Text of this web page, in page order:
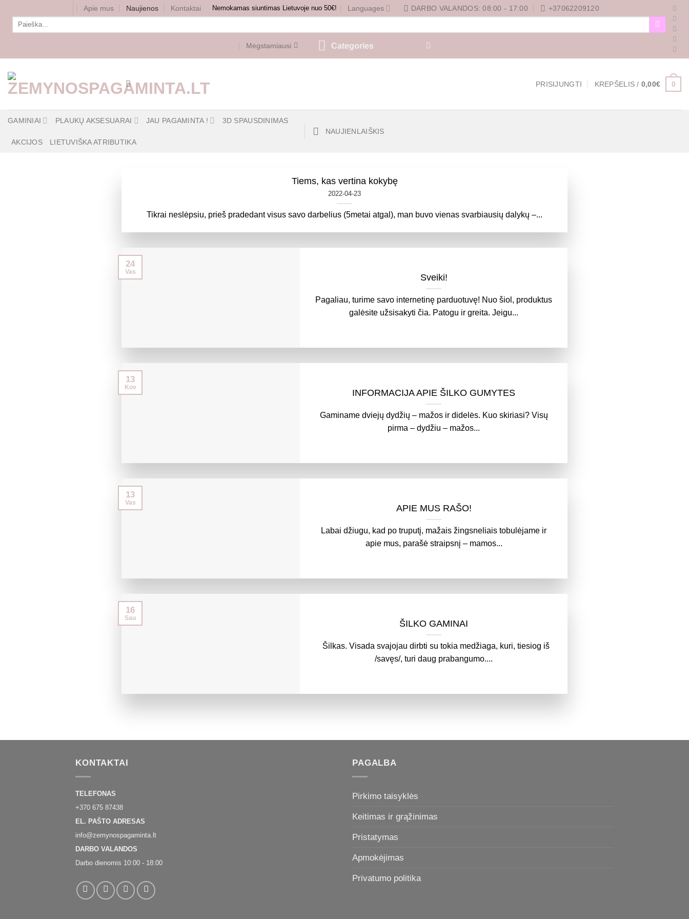
content
Apie mus Naujienos Kontaktai Nemokamas siuntimas Lietuvoje nuo 50€! Languages DARBO VALANDOS: 08:00 - 17:00 +37062209120
Ieškoti:
Mėgstamiausi Categories
PRISIJUNGTI KREPŠELIS / 0,00€ 0
GAMINIAI PLAUKŲ AKSESUARAI JAU PAGAMINTA ! 3D SPAUSDINIMAS
AKCIJOS LIETUVIŠKA ATRIBUTIKA
NAUJIENLAIŠKIS
Tiems, kas vertina kokybę
2022-04-23
Tikrai neslėpsiu, prieš pradedant visus savo darbelius (5metai atgal), man buvo vienas svarbiausių dalykų –...
Sveiki!
Pagaliau, turime savo internetinę parduotuvę! Nuo šiol, produktus
galėsite užsisakyti čia. Patogu ir greita. Jeigu...
24
Vas
INFORMACIJA APIE ŠILKO GUMYTES
Gaminame dviejų dydžių – mažos ir didelės. Kuo skiriasi? Visų
pirma – dydžiu – mažos...
13
Kov
APIE MUS RAŠO!
Labai džiugu, kad po truputį, mažais žingsneliais tobulėjame ir
apie mus, parašė straipsnį – mamos...
13
Vas
ŠILKO GAMINAI
Šilkas. Visada svajojau dirbti su tokia medžiaga, kuri, tiesiog iš
/savęs/, turi daug prabangumo....
16
Sau
KONTAKTAI
TELEFONAS
+370 675 87438
EL. PAŠTO ADRESAS
info@zemynospagaminta.lt
DARBO VALANDOS
Darbo dienomis 10:00 - 18:00
PAGALBA
Pirkimo taisyklės
Keitimas ir grąžinimas
Pristatymas
Apmokėjimas
Privatumo politika